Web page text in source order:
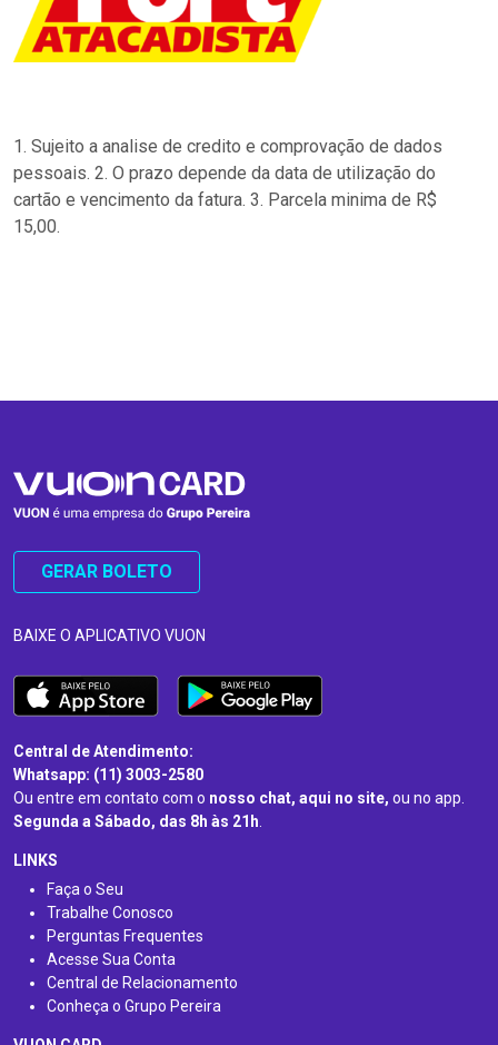
1. Sujeito a analise de credito e comprovação de dados
pessoais. 2. O prazo depende da data de utilização do
cartão e vencimento da fatura. 3. Parcela minima de R$
15,00.
GERAR BOLETO
BAIXE O APLICATIVO VUON
Central de Atendimento:
Whatsapp: (11) 3003-2580
Ou entre em contato com o nosso chat, aqui no site, ou no app.
Segunda a Sábado, das 8h às 21h.
LINKS
Faça o Seu
Trabalhe Conosco
Perguntas Frequentes
Acesse Sua Conta
Central de Relacionamento
Conheça o Grupo Pereira